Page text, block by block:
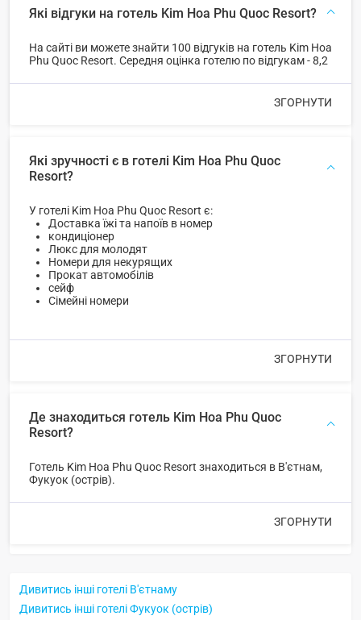
Які відгуки на готель Kim Hoa Phu Quoc Resort?
На сайті ви можете знайти 100 відгуків на готель Kim Hoa
Phu Quoc Resort. Середня оцінка готелю по відгукам - 8,2
ЗГОРНУТИ
Які зручності є в готелі Kim Hoa Phu Quoc
Resort?
У готелі Kim Hoa Phu Quoc Resort є:
Доставка їжі та напоїв в номер
кондиціонер
Люкс для молодят
Номери для некурящих
Прокат автомобілів
сейф
Сімейні номери
ЗГОРНУТИ
Де знаходиться готель Kim Hoa Phu Quoc
Resort?
Готель Kim Hoa Phu Quoc Resort знаходиться в В'єтнам,
Фукуок (острів).
ЗГОРНУТИ
Дивитись інші готелі В'єтнаму
Дивитись інші готелі Фукуок (острів)